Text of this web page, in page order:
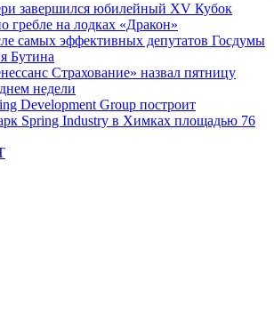
завершился юбилейный XV Кубок
гребле на лодках «Дракон»
самых эффективных депутатов Госдумы
Бутина
Страхование» назвал пятницу
недели
Development Group построит
Spring Industry в Химках площадью 76